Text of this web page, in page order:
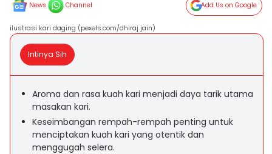
News Channel Add Us on Google
ilustrasi kari daging (pexels.com/dhiraj jain)
Intinya Sih
Aroma dan rasa kuah kari menjadi daya tarik utama
masakan kari.
Keseimbangan rempah-rempah penting untuk
menciptakan kuah kari yang otentik dan
menggugah selera.